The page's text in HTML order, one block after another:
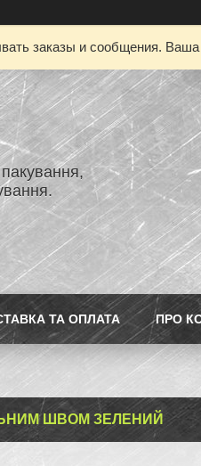
заказы и сообщения.
ТА ОПЛАТА ПРО
ШВОМ ЗЕЛЕНИЙ